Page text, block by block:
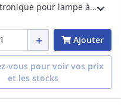
Ballast électronique pour lampe à décharge 70W. Type de pose indépendant avec serre-câble.
Ajouter
vous pour voir vos prix
et les stocks